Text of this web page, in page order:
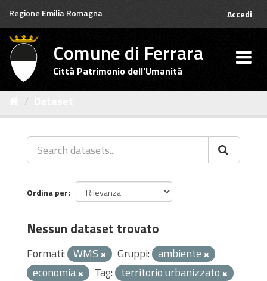
Salta
contenuto
Regione Emilia Romagna Accedi
Comune di Ferrara
Città Patrimonio dell'Umanità
Ordina per
Nessun dataset trovato
Formati: WMS Gruppi: ambiente
economia
Tag: territorio urbanizzato